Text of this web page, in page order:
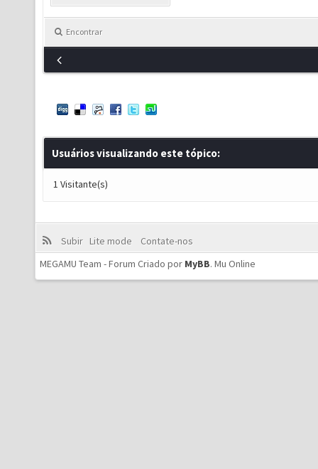
Encontrar
Usuários visualizando este tópico:
1 Visitante(s)
Subir Lite mode
Contate-nos
MEGAMU Team - Forum Criado por MyBB. Mu Online